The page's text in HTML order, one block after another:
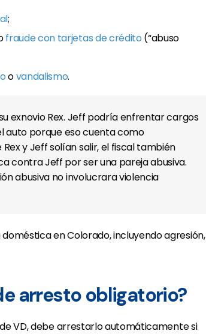
;
fraude con tarjetas de crédito (“abuso
ovandalismo.
exnovio Rex. Jeff podría enfrentar cargos
auto porque eso cuenta como
y Jeff solían salir, el fiscal también
contra Jeff por ser una pareja abusiva.
abusiva no involucrara violencia
arresto obligatorio?
VD, debe arrestarlo automáticamente si